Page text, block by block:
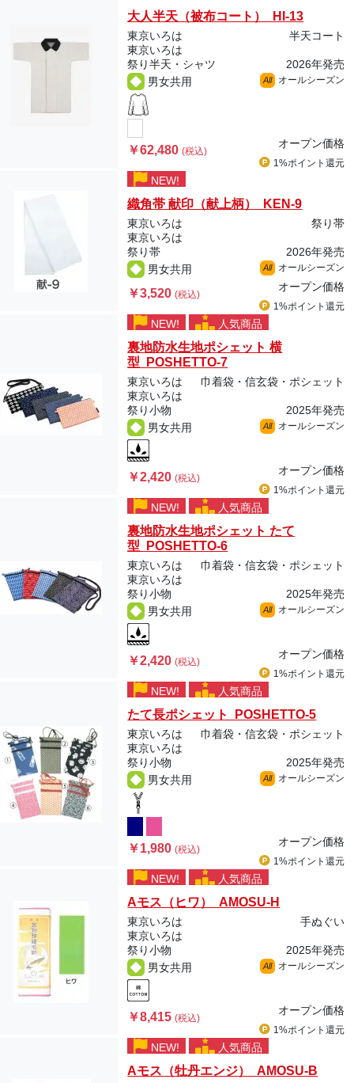
大人半天（被布コート） HI-13
東京いろは
半天コート
東京いろは
祭り半天・シャツ
2026年発売
男女共用
All オールシーズン
￥62,480(税込)
オープン価格
1%ポイント 還元
NEW!
織角帯 献印（献上柄） KEN-9
東京いろは
祭り帯
東京いろは
祭り帯
2026年発売
男女共用
All オールシーズン
￥3,520(税込)
オープン価格
1%ポイント 還元
NEW! 人気商品
裏地防水生地ポシェット 横
型 POSHETTO-7
東京いろは
巾着袋・信玄袋・ポシェット
東京いろは
祭り小物
2025年発売
男女共用
All オールシーズン
￥2,420(税込)
オープン価格
1%ポイント 還元
NEW! 人気商品
裏地防水生地ポシェット たて
型 POSHETTO-6
東京いろは
巾着袋・信玄袋・ポシェット
東京いろは
祭り小物
2025年発売
男女共用
All オールシーズン
￥2,420(税込)
オープン価格
1%ポイント 還元
NEW! 人気商品
たて長ポシェット POSHETTO-5
東京いろは
巾着袋・信玄袋・ポシェット
東京いろは
祭り小物
2025年発売
男女共用
All オールシーズン
￥1,980(税込)
オープン価格
1%ポイント 還元
NEW! 人気商品
Aモス（ヒワ） AMOSU-H
東京いろは
手ぬぐい
東京いろは
祭り小物
2025年発売
男女共用
All オールシーズン
￥8,415(税込)
オープン価格
1%ポイント 還元
NEW! 人気商品
Aモス（牡丹エンジ） AMOSU-B